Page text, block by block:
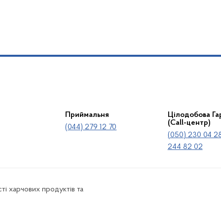
Приймальня
(044) 279 12 70
Цілодобова
(Call-центр)
(050) 230 04
244 82 02
харчових продуктів та